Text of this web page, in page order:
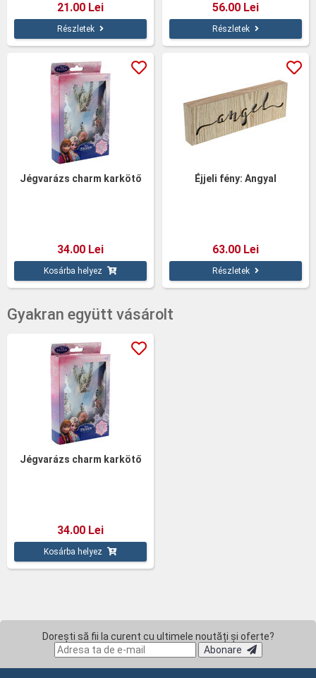
21.00 Lei
Részletek
56.00 Lei
Részletek
Jégvarázs charm karkötő
34.00 Lei
Kosárba helyez
Éjjeli fény: Angyal
63.00 Lei
Részletek
Gyakran együtt vásárolt
Jégvarázs charm karkötő
34.00 Lei
Kosárba helyez
Dorești să fii la curent cu ultimele noutăți și oferte?
Abonare